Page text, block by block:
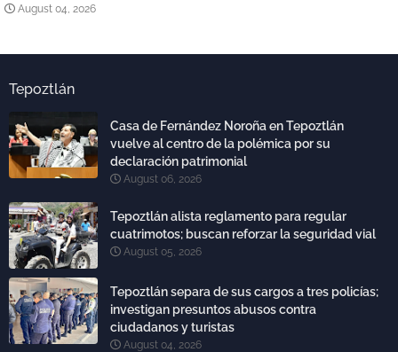
August 04, 2026
Tepoztlán
Casa de Fernández Noroña en Tepoztlán
vuelve al centro de la polémica por su
declaración patrimonial
August 06, 2026
Tepoztlán alista reglamento para regular
cuatrimotos; buscan reforzar la seguridad vial
August 05, 2026
Tepoztlán separa de sus cargos a tres policías;
investigan presuntos abusos contra
ciudadanos y turistas
August 04, 2026